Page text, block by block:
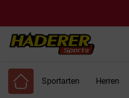
Sportarten Herren